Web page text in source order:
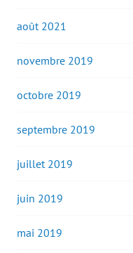
août 2021
novembre 2019
octobre 2019
septembre 2019
juillet 2019
juin 2019
mai 2019